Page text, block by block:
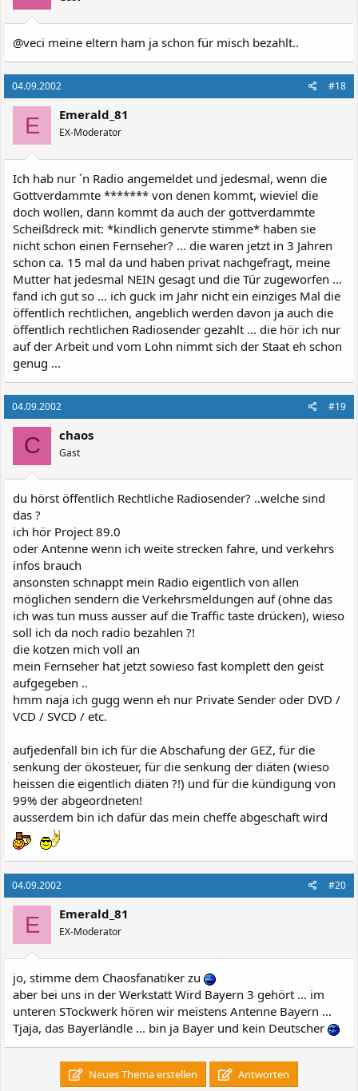
@veci meine eltern ham ja schon für misch bezahlt..
04.09.2002 #18
E Emerald_81
EX-Moderator
Ich hab nur ´n Radio angemeldet und jedesmal, wenn die
Gottverdammte ******* von denen kommt, wieviel die
doch wollen, dann kommt da auch der gottverdammte
Scheißdreck mit: *kindlich genervte stimme* haben sie
nicht schon einen Fernseher? ... die waren jetzt in 3 Jahren
schon ca. 15 mal da und haben privat nachgefragt, meine
Mutter hat jedesmal NEIN gesagt und die Tür zugeworfen ...
fand ich gut so ... ich guck im Jahr nicht ein einziges Mal die
öffentlich rechtlichen, angeblich werden davon ja auch die
öffentlich rechtlichen Radiosender gezahlt ... die hör ich nur
auf der Arbeit und vom Lohn nimmt sich der Staat eh schon
genug ...
04.09.2002 #19
C chaos
Gast
du hörst öffentlich Rechtliche Radiosender? ..welche sind
das ?
ich hör Project 89.0
oder Antenne wenn ich weite strecken fahre, und verkehrs
infos brauch
ansonsten schnappt mein Radio eigentlich von allen
möglichen sendern die Verkehrsmeldungen auf (ohne das
ich was tun muss ausser auf die Traffic taste drücken), wieso
soll ich da noch radio bezahlen ?!
die kotzen mich voll an
mein Fernseher hat jetzt sowieso fast komplett den geist
aufgegeben ..
hmm naja ich gugg wenn eh nur Private Sender oder DVD /
VCD / SVCD / etc.
aufjedenfall bin ich für die Abschafung der GEZ, für die
senkung der ökosteuer, für die senkung der diäten (wieso
heissen die eigentlich diäten ?!) und für die kündigung von
99% der abgeordneten!
ausserdem bin ich dafür das mein cheffe abgeschaft wird
04.09.2002 #20
E Emerald_81
EX-Moderator
jo, stimme dem Chaosfanatiker zu
aber bei uns in der Werkstatt Wird Bayern 3 gehört ... im
unteren STockwerk hören wir meistens Antenne Bayern ...
Tjaja, das Bayerländle ... bin ja Bayer und kein Deutscher
Neues Thema erstellen Antworten